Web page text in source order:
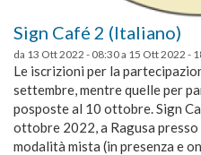
Sign Café 2 (Italiano)
da 13 Ott 2022 - 08:30a 15 Ott 2022 -
Le iscrizioni per la
settembre, mentre quelle per
posposte al 10 ottobre. Sign
ottobre 2022, a Ragusa presso
modalità mista (in presenza e